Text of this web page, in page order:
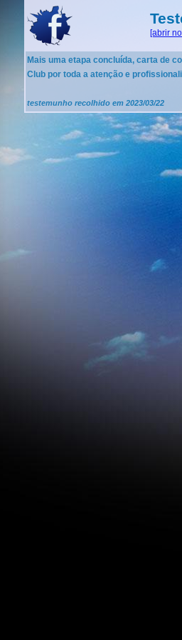
[abrir
Mais uma etapa concluída, carta de
Club por toda a atenção e
testemunho recolhido em 2023/03/22